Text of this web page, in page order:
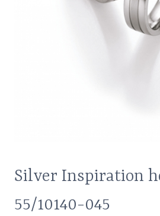
Silver Inspiration
55/10140-045